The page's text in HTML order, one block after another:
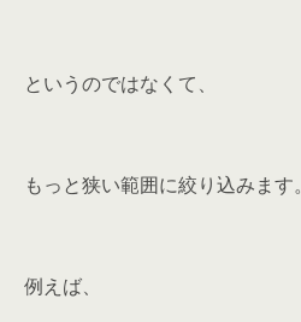
というのではなくて、
もっと狭い範囲に絞り込みます。
例えば、